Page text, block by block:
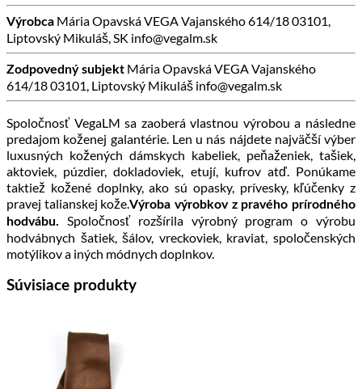
Výrobca Mária Opavská VEGA Vajanského 614/18 03101,
Liptovský Mikuláš, SK info@vegalm.sk
Zodpovedný subjekt Mária Opavská VEGA Vajanského
614/18 03101, Liptovský Mikuláš info@vegalm.sk
Spoločnosť VegaLM sa zaoberá vlastnou výrobou a následne
predajom koženej galantérie. Len u nás nájdete najväčší výber
luxusných kožených dámskych kabeliek, peňaženiek, tašiek,
aktoviek, púzdier, dokladoviek, etují, kufrov atď. Ponúkame
taktiež kožené doplnky, ako sú opasky, prívesky, kľúčenky z
pravej talianskej kože.Výroba výrobkov z pravého prírodného
hodvábu.
Spoločnosť rozšírila výrobný program o výrobu
hodvábnych šatiek, šálov, vreckoviek, kraviat, spoločenských
motýlikov a iných módnych doplnkov.
Súvisiace produkty